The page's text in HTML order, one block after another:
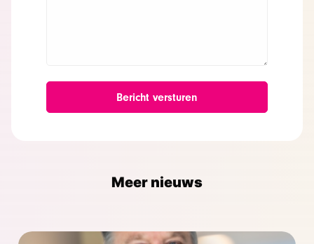
Meer nieuws